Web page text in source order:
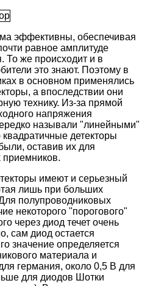
эффективны, обеспечивая
равное амплитуде
То же происходит и в
это знают. Поэтому в
в основном применялись
а впоследствии они
технику. Из-за прямой
напряжения
называли "линейными"
детекторы
оставив их для
приемников.
имеют и серьезный
лишь при больших
полупроводниковых
некоторого "порогового"
через диод течет очень
сам диод остается
значение определяется
материала и
германия, около 0,5 В для
для диодов Шотки